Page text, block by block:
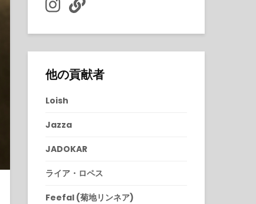
他の貢献者
Loish
Jazza
JADOKAR
ライア・ロペス
Feefal (菊地リンネア)